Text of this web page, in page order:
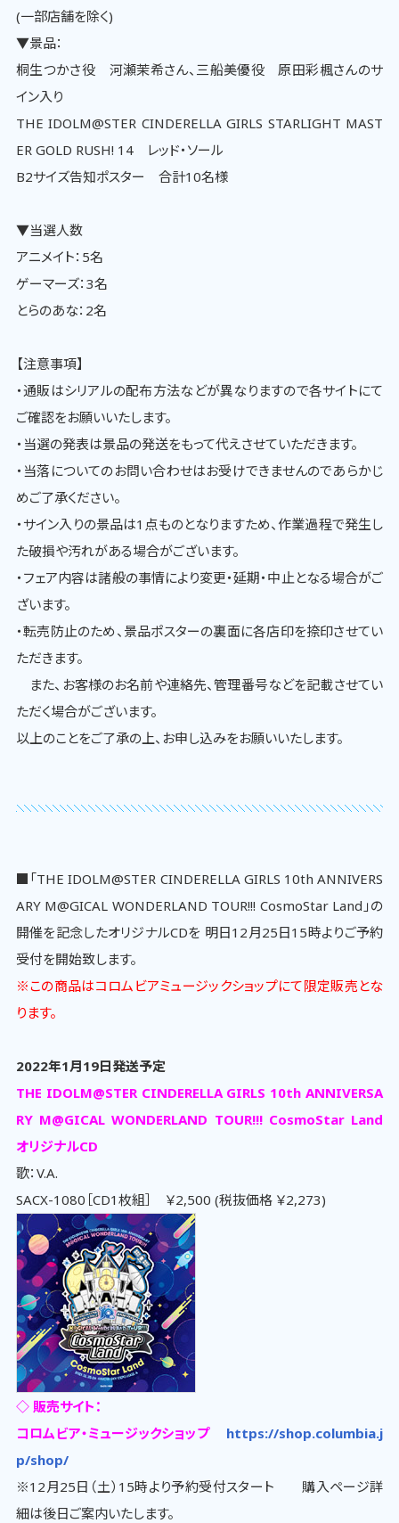
(一部店舗を除く)
▼景品：
桐生つかさ役 河瀬茉希さん、三船美優役 原田彩楓さんのサ
イン入り
THE IDOLM@STER CINDERELLA GIRLS STARLIGHT MAST
ER GOLD RUSH! 14 レッド・ソール
B2サイズ告知ポスター 合計10名様
▼当選人数
アニメイト：5名
ゲーマーズ：3名
とらのあな：2名
【注意事項】
・通販はシリアルの配布方法などが異なりますので各サイトにて
ご確認をお願いいたします。
・当選の発表は景品の発送をもって代えさせていただきます。
・当落についてのお問い合わせはお受けできませんのであらかじ
めご了承ください。
・サイン入りの景品は1点ものとなりますため、作業過程で発生し
た破損や汚れがある場合がございます。
・フェア内容は諸般の事情により変更・延期・中止となる場合がご
ざいます。
・転売防止のため、景品ポスターの裏面に各店印を捺印させてい
ただきます。
また、お客様のお名前や連絡先、管理番号などを記載させてい
ただく場合がございます。
以上のことをご了承の上、お申し込みをお願いいたします。
■「THE IDOLM@STER CINDERELLA GIRLS 10th ANNIVERS
ARY M@GICAL WONDERLAND TOUR!!! CosmoStar Land」の
開催を記念したオリジナルCDを 明日12月25日15時よりご予約
受付を開始致します。
※この商品はコロムビアミュージックショップにて限定販売とな
ります。
2022年1月19日発送予定
THE IDOLM@STER CINDERELLA GIRLS 10th ANNIVERSA
RY M@GICAL WONDERLAND TOUR!!! CosmoStar Land
オリジナルCD
歌：V.A.
SACX-1080［CD1枚組］ ￥2,500 (税抜価格 ￥2,273)
◇ 販売サイト：
コロムビア・ミュージックショップ https://shop.columbia.j
p/shop/
※12月25日（土）15時より予約受付スタート 購入ページ詳
細は後日ご案内いたします。